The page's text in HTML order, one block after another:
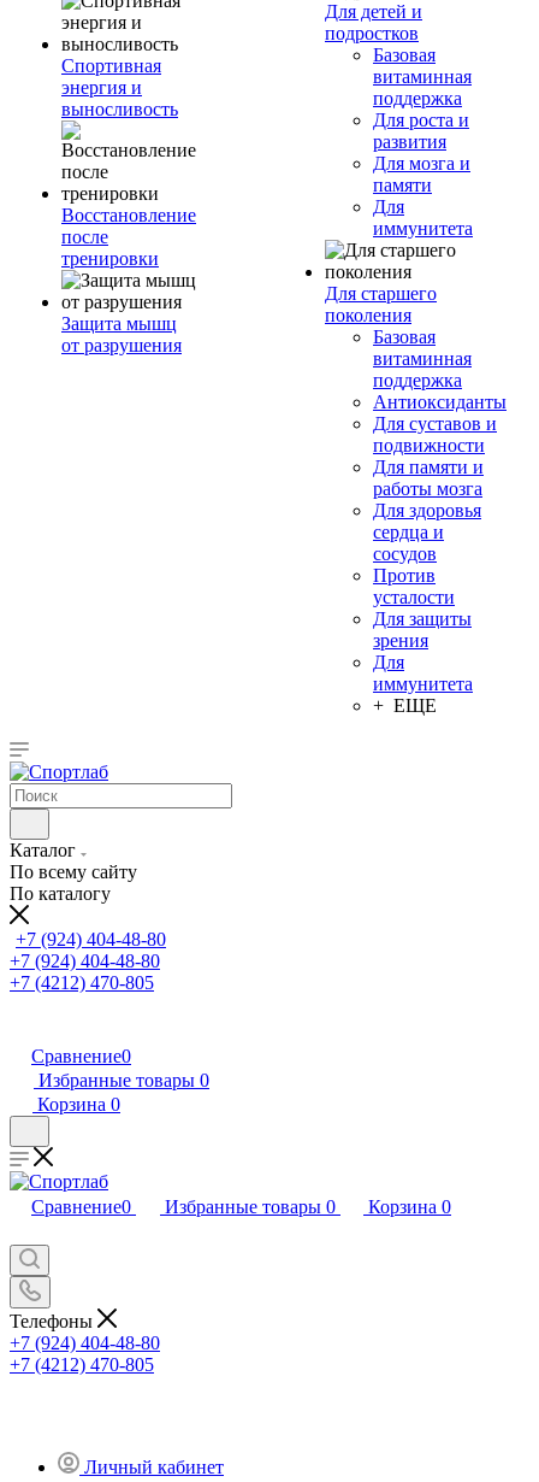
Спортивная
энергия и
выносливость
Восстановление
после
тренировки
Защита мышц
от разрушения
Для детей и
подростков
Базовая
витаминная
поддержка
Для роста и
развития
Для мозга и
памяти
Для
иммунитета
Для старшего
поколения
Базовая
витаминная
поддержка
Антиоксиданты
Для суставов и
подвижности
Для памяти и
работы мозга
Для здоровья
сердца и
сосудов
Против
усталости
Для защиты
зрения
Для
иммунитета
+ ЕЩЕ
Каталог
По всему сайту
По каталогу
+7 (924) 404-48-80
+7 (924) 404-48-80
+7 (4212) 470-805
Сравнение0
Избранные товары 0
Корзина 0
Сравнение0 Избранные товары 0 Корзина 0
Телефоны
+7 (924) 404-48-80
+7 (4212) 470-805
Личный кабинет